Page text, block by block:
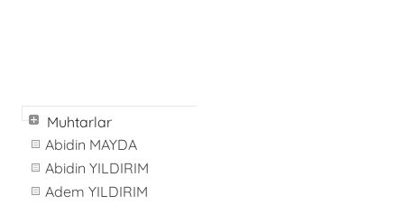
Muhtarlar
Abidin MAYDA
Abidin YILDIRIM
Adem YILDIRIM